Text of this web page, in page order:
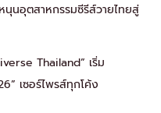
นอุตสาหกรรมซีรีส์วายไทยสู่
Thailand” เริ่ม
เซอร์ไพรส์ทุกโค้ง